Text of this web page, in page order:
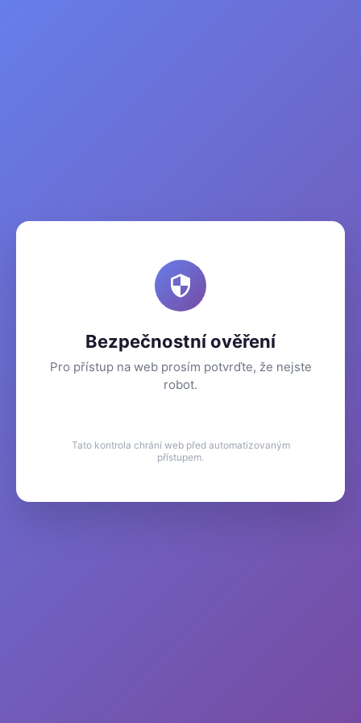
Bezpečnostní ověření
Pro přístup na web prosím potvrďte, že nejste
robot.
Tato kontrola chrání web před automatizovaným
přístupem.